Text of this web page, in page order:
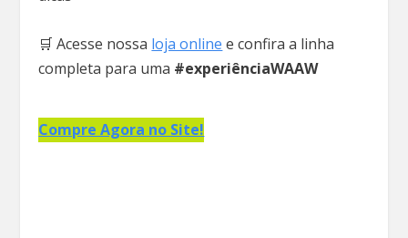
🛒 Acesse nossa loja online e confira a linha
completa para uma #experiênciaWAAW
Compre Agora no Site!